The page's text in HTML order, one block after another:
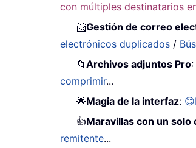
con múltiples destinatarios
📨Gestión de correo
electrónicos duplicados /
📁Archivos adjuntos Pro:
comprimir...
🌟Magia de la interfaz:
👍Maravillas con un solo
remitente...